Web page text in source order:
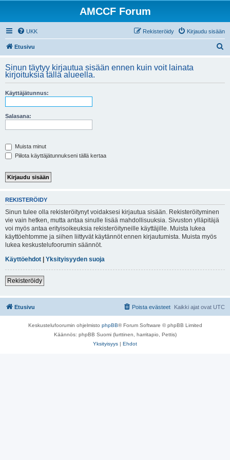
AMCCF Forum
UKK Kirjaudu sisään
Rekisteröidy
Etusivu
i
Sinun täytyy kirjautua sisään ennen kuin voit lainata
kirjoituksia tällä alueella.
Käyttäjätunnus:
Salasana:
Muista minut
Piilota käyttäjätunnukseni tällä kertaa
REKISTERÖIDY
Sinun tulee olla rekisteröitynyt voidaksesi kirjautua sisään. Rekisteröityminen
vie vain hetken, mutta antaa sinulle lisää mahdollisuuksia. Sivuston ylläpitäjä
voi myös antaa erityisoikeuksia rekisteröityneille käyttäjille. Muista lukea
käyttöehtomme ja siihen liittyvät käytännöt ennen kirjautumista. Muista myös
lukea keskustelufoorumin säännöt.
Käyttöehdot | Yksityisyyden suoja
Rekisteröidy
Etusivu Kaikki ajat ovat UTC
Poista evästeet
Keskustelufoorumin ohjelmisto phpBB® Forum Software © phpBB Limited
Käännös: phpBB Suomi (lurttinen, harritapio, Pettis)
Yksityisyys | Ehdot